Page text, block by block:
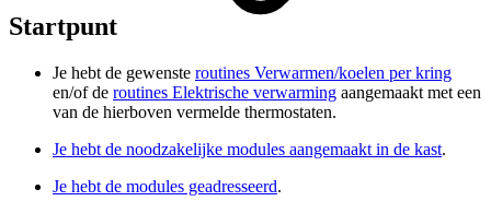
Startpunt
Je hebt de gewenste routines Verwarmen/koelen per kring
en/of de routines Elektrische verwarming aangemaakt met een
van de hierboven vermelde thermostaten.
Je hebt de noodzakelijke modules aangemaakt in de kast.
Je hebt de modules geadresseerd.